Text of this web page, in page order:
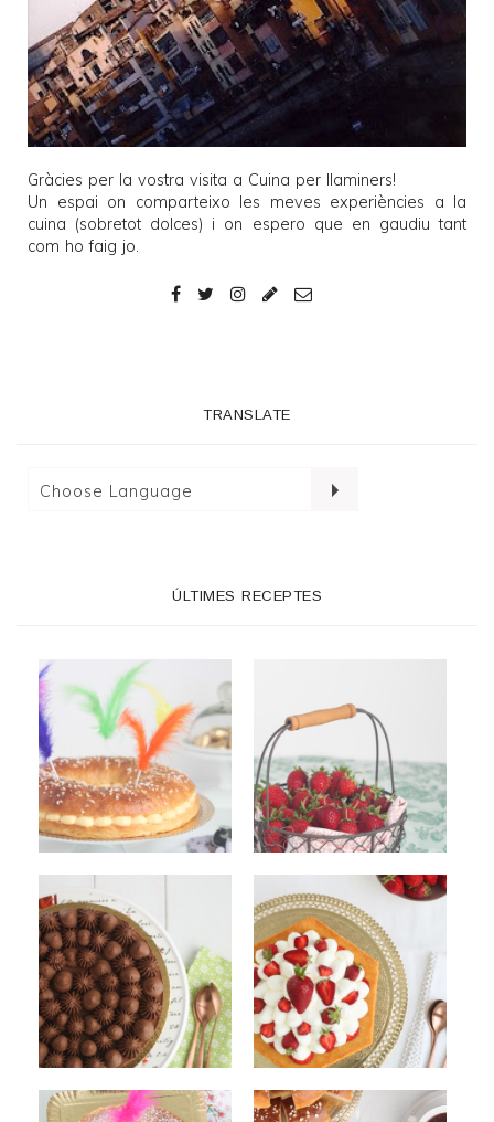
Gràcies per la vostra visita a Cuina per llaminers!
Un espai on comparteixo les meves experiències a la
cuina (sobretot dolces) i on espero que en gaudiu tant
com ho faig jo.
TRANSLATE
ÚLTIMES RECEPTES